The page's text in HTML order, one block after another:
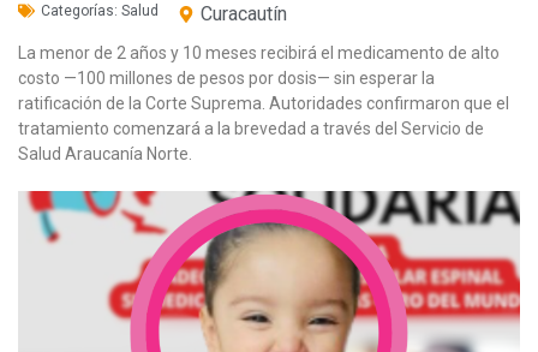
Categorías: Salud Curacautín
La menor de 2 años y 10 meses recibirá el medicamento de alto
costo —100 millones de pesos por dosis— sin esperar la
ratificación de la Corte Suprema. Autoridades confirmaron que el
tratamiento comenzará a la brevedad a través del Servicio de
Salud Araucanía Norte.